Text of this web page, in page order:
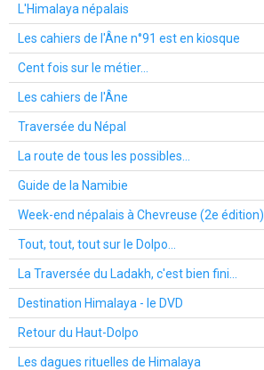
L'Himalaya népalais
Les cahiers de l'Âne n°91 est en kiosque
Cent fois sur le métier...
Les cahiers de l'Âne
Traversée du Népal
La route de tous les possibles...
Guide de la Namibie
Week-end népalais à Chevreuse (2e édition)
Tout, tout, tout sur le Dolpo...
La Traversée du Ladakh, c'est bien fini...
Destination Himalaya - le DVD
Retour du Haut-Dolpo
Les dagues rituelles de Himalaya